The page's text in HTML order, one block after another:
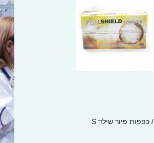
/ כפפות פיור שילד S